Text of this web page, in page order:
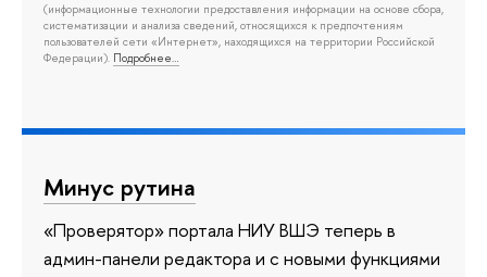
(информационные технологии предоставления информации на основе сбора,
систематизации и анализа сведений, относящихся к предпочтениям
пользователей сети «Интернет», находящихся на территории Российской
Федерации). Подробнее…
Минус рутина
«Проверятор» портала НИУ ВШЭ теперь в
админ-панели редактора и с новыми функциями